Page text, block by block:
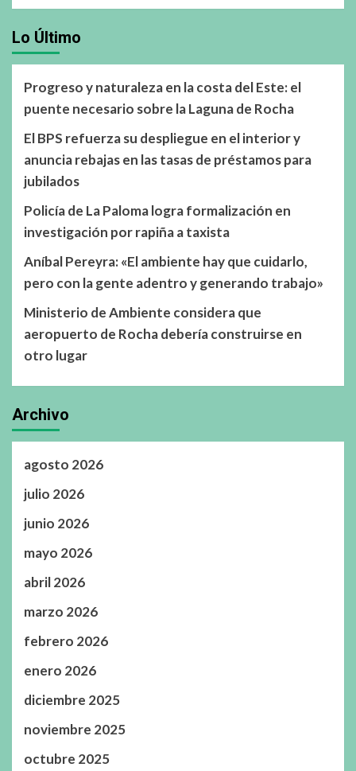
Lo Último
Progreso y naturaleza en la costa del Este: el
puente necesario sobre la Laguna de Rocha
El BPS refuerza su despliegue en el interior y
anuncia rebajas en las tasas de préstamos para
jubilados
Policía de La Paloma logra formalización en
investigación por rapiña a taxista
Aníbal Pereyra: «El ambiente hay que cuidarlo,
pero con la gente adentro y generando trabajo»
Ministerio de Ambiente considera que
aeropuerto de Rocha debería construirse en
otro lugar
Archivo
agosto 2026
julio 2026
junio 2026
mayo 2026
abril 2026
marzo 2026
febrero 2026
enero 2026
diciembre 2025
noviembre 2025
octubre 2025